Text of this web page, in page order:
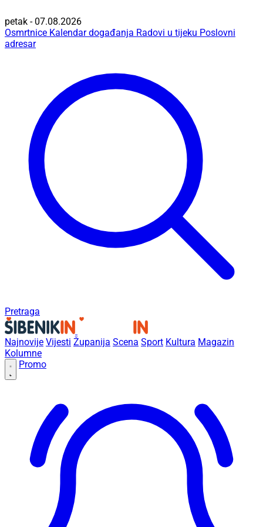
petak - 07.08.2026
Osmrtnice Kalendar događanja Radovi u tijeku Poslovni
adresar
Pretraga
Najnovije Vijesti Županija Scena Sport Kultura Magazin
Kolumne
Promo